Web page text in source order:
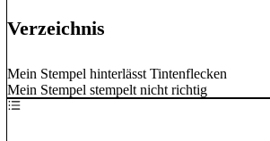
Verzeichnis
Mein Stempel hinterlässt Tintenflecken
Mein Stempel stempelt nicht richtig